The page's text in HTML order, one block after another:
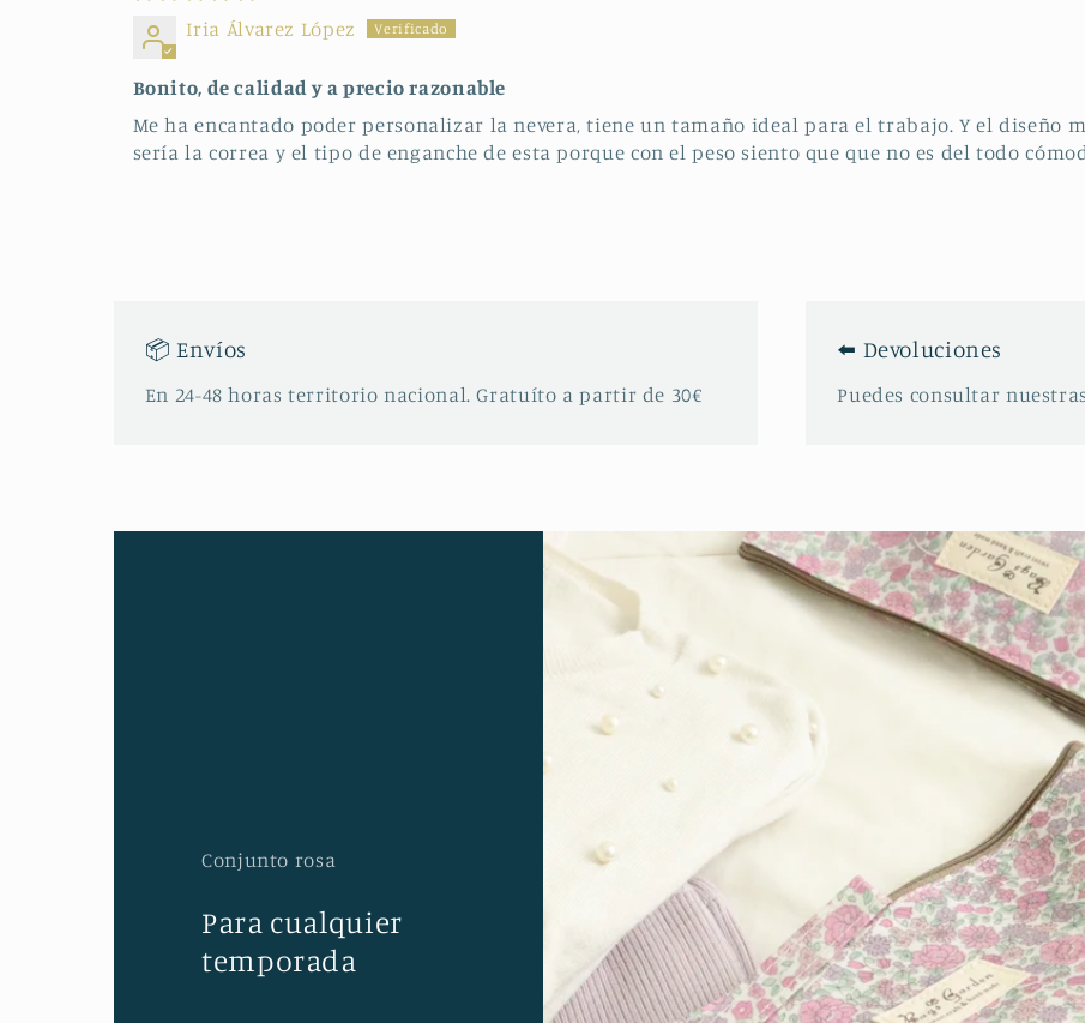
Iria Álvarez López
Bonito, de calidad y a precio razonable
Me ha encantado poder personalizar la nevera, tiene un tamaño ideal para el trabajo. Y el diseño
sería la correa y el tipo de enganche de esta porque con el peso siento que que no es del todo
📦 Envíos
En 24-48 horas territorio nacional. Gratuíto a partir de 30€
⬅️ Devoluciones
Puedes consultar
Conjunto rosa
Para cualquier
temporada